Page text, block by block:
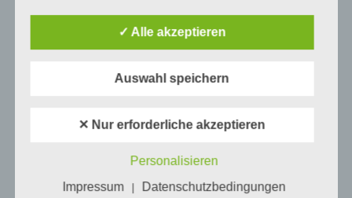
KOMMENTARE
oder identifizierbare natürliche Person (im
Als identifizierbar wird eine natürliche
insbesondere mittels Zuordnung zu einer
✓ Alle akzeptieren
Auswahl speichern
✕ Nur erforderliche akzeptieren
Personalisieren
Impressum
Datenschutzbedingungen